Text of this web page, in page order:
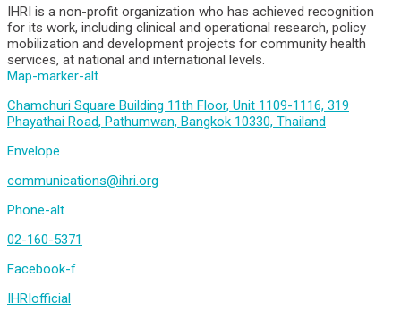
IHRI is a non-profit organization who has achieved recognition
for its work, including clinical and operational research, policy
mobilization and development projects for community health
services, at national and international levels.
Map-marker-alt
Chamchuri Square Building 11th Floor, Unit 1109-1116, 319
Phayathai Road, Pathumwan, Bangkok 10330, Thailand
Envelope
communications@ihri.org
Phone-alt
02-160-5371
Facebook-f
IHRIofficial